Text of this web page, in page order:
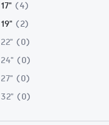
17"
4
19"
2
22"
0
24"
0
27"
0
32"
0